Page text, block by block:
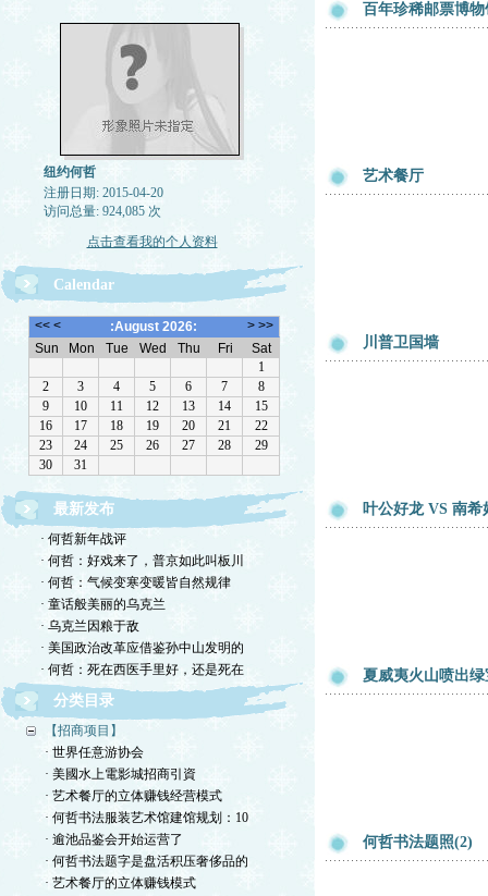
纽约何哲
注册日期: 2015-04-20
访问总量: 924,085 次
点击查看我的个人资料
Calendar
最新发布
· 何哲新年战评
· 何哲：好戏来了，普京如此叫板川
· 何哲：气候变寒变暖皆自然规律
· 童话般美丽的乌克兰
· 乌克兰因粮于敌
· 美国政治改革应借鉴孙中山发明的
· 何哲：死在西医手里好，还是死在
分类目录
【招商项目】
· 世界任意游协会
· 美國水上電影城招商引資
· 艺术餐厅的立体赚钱经营模式
· 何哲书法服装艺术馆建馆规划：10
· 逾池品鉴会开始运营了
· 何哲书法题字是盘活积压奢侈品的
· 艺术餐厅的立体赚钱模式
百年珍稀邮票博物
艺术餐厅
川普卫国墙
叶公好龙 VS 南希
夏威夷火山喷出绿
何哲书法题照(2)